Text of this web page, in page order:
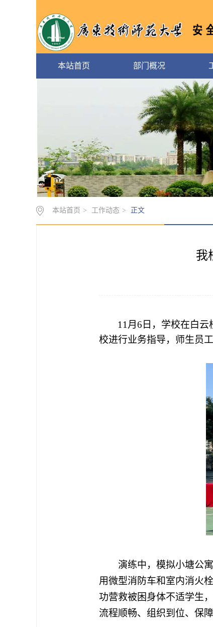
本站首页 部门概况
本站首页 > 工作动态 > 正文
我
11月6日，学校在白
校进行业务指导，师生员
演练中，模拟小塘公
用微型消防车和室内消火
功营救被困身体不适学生
流程顺畅、组织到位、保